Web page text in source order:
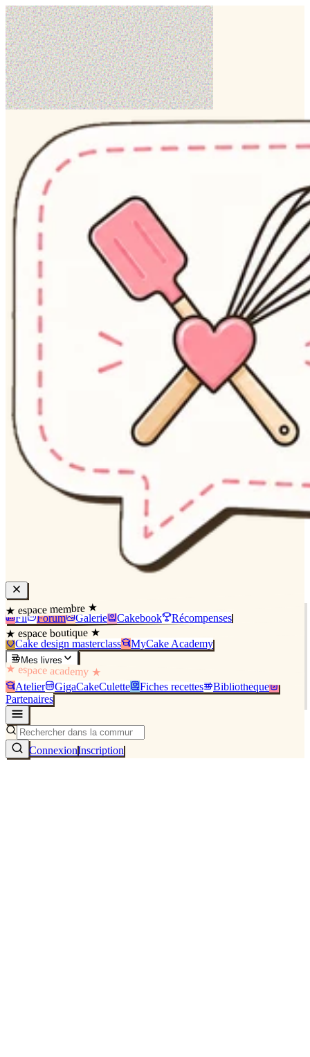
★ espace membre ★
Fil Forum Galerie Cakebook Récompenses
★ espace boutique ★
Cake design masterclass MyCake Academy
Mes livres
★ espace academy ★
Atelier GigaCakeCulette Fiches recettes
Bibliothèque
Partenaires
ConnexionInscription